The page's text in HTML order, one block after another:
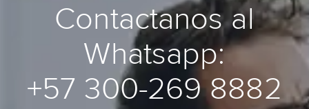
Contactanos al
Whatsapp:
+57 300-269 8882